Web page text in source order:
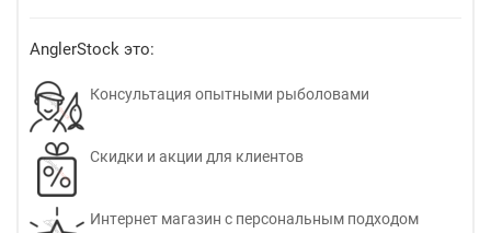
AnglerStock это:
Консультация опытными рыболовами
Скидки и акции для клиентов
Интернет магазин с персональным подходом